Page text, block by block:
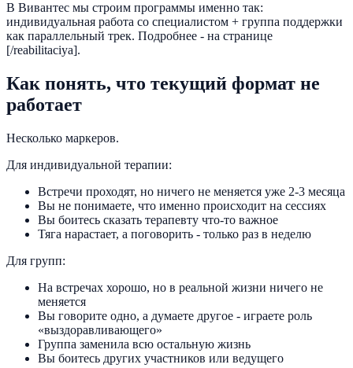
В Вивантес мы строим программы именно так:
индивидуальная работа со специалистом + группа поддержки
как параллельный трек. Подробнее - на странице
[/reabilitaciya].
Как понять, что текущий формат не
работает
Несколько маркеров.
Для индивидуальной терапии:
Встречи проходят, но ничего не меняется уже 2-3 месяца
Вы не понимаете, что именно происходит на сессиях
Вы боитесь сказать терапевту что-то важное
Тяга нарастает, а поговорить - только раз в неделю
Для групп:
На встречах хорошо, но в реальной жизни ничего не
меняется
Вы говорите одно, а думаете другое - играете роль
«выздоравливающего»
Группа заменила всю остальную жизнь
Вы боитесь других участников или ведущего